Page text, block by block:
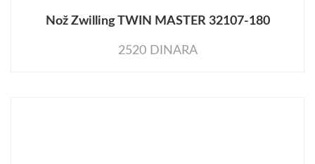
Nož Zwilling TWIN MASTER 32107-180
2520 DINARA